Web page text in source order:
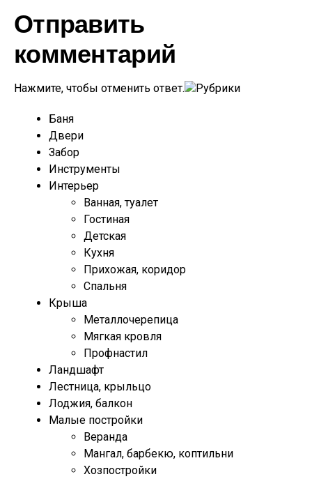
Отправить
комментарий
Нажмите, чтобы отменить ответ. Рубрики
Баня
Двери
Забор
Инструменты
Интерьер
Ванная, туалет
Гостиная
Детская
Кухня
Прихожая, коридор
Спальня
Крыша
Металлочерепица
Мягкая кровля
Профнастил
Ландшафт
Лестница, крыльцо
Лоджия, балкон
Малые постройки
Веранда
Мангал, барбекю, коптильни
Хозпостройки